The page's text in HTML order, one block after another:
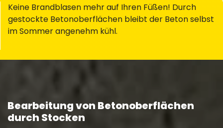
Keine Brandblasen mehr auf Ihren Füßen! Durch
gestockte Betonoberflächen bleibt der Beton selbst
im Sommer angenehm kühl.
Bearbeitung von Betonoberflächen
durch Stocken